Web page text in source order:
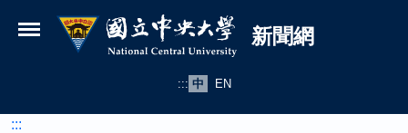
國立中央大學新聞網
新聞網
::: 中 EN
:::